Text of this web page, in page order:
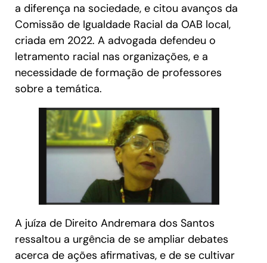
a diferença na sociedade, e citou avanços da
Comissão de Igualdade Racial da OAB local,
criada em 2022. A advogada defendeu o
letramento racial nas organizações, e a
necessidade de formação de professores
sobre a temática.
A juíza de Direito Andremara dos Santos
ressaltou a urgência de se ampliar debates
acerca de ações afirmativas, e de se cultivar